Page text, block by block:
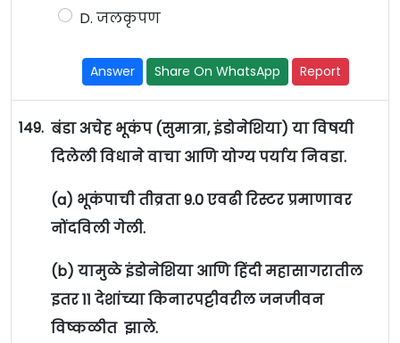
D. जलकृपण
Answer Share On WhatsApp Report
149. बंडा अचेह भूकंप (सुमात्रा, इंडोनेशिया) या विषयी
दिलेली विधाने वाचा आणि योग्य पर्याय निवडा.
(a) भूकंपाची तीव्रता 9.0 एवढी रिस्टर प्रमाणावर
नोंदविली गेली.
(b) यामुळे इंडोनेशिया आणि हिंदी महासागरातील
इतर 11 देशांच्या किनारपट्टीवरील जनजीवन
विष्कळीत झाले.